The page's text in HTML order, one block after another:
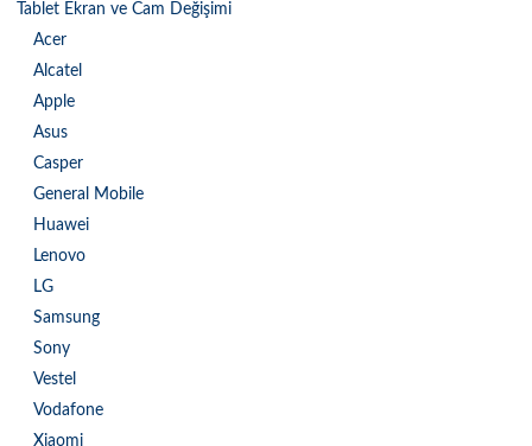
Tablet Ekran ve Cam Değişimi
Acer
Alcatel
Apple
Asus
Casper
General Mobile
Huawei
Lenovo
LG
Samsung
Sony
Vestel
Vodafone
Xiaomi